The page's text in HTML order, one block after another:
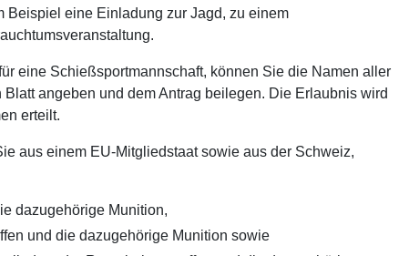
Beispiel eine Einladung zur Jagd, zu einem
eine Schießsportmannschaft, können Sie die Namen aller
angeben und dem Antrag beilegen. Die Erlaubnis wird
erteilt.
aus einem EU-Mitgliedstaat sowie aus der Schweiz,
dazugehörige Munition,
und die dazugehörige Munition sowie